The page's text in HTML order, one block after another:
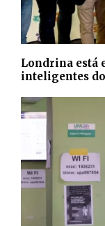
Londrina está
inteligentes